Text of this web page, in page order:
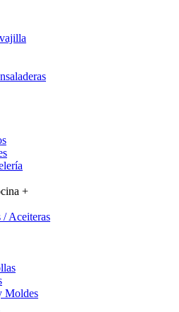
+
/ Aceiteras
Moldes